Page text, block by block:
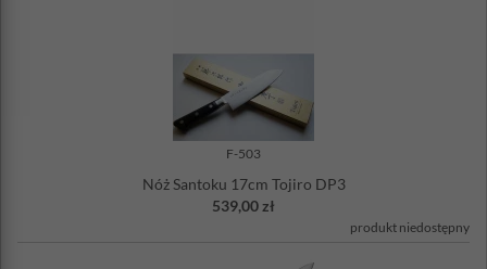
F-503
Nóż Santoku 17cm Tojiro DP3
539,00 zł
produkt niedostępny